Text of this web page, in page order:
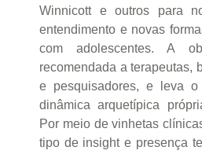
Winnicott e outros para
entendimento e novas
com adolescentes. A
recomendada a terapeutas,
e pesquisadores, e leva
dinâmica arquetípica
Por meio de vinhetas
tipo de insight e presença